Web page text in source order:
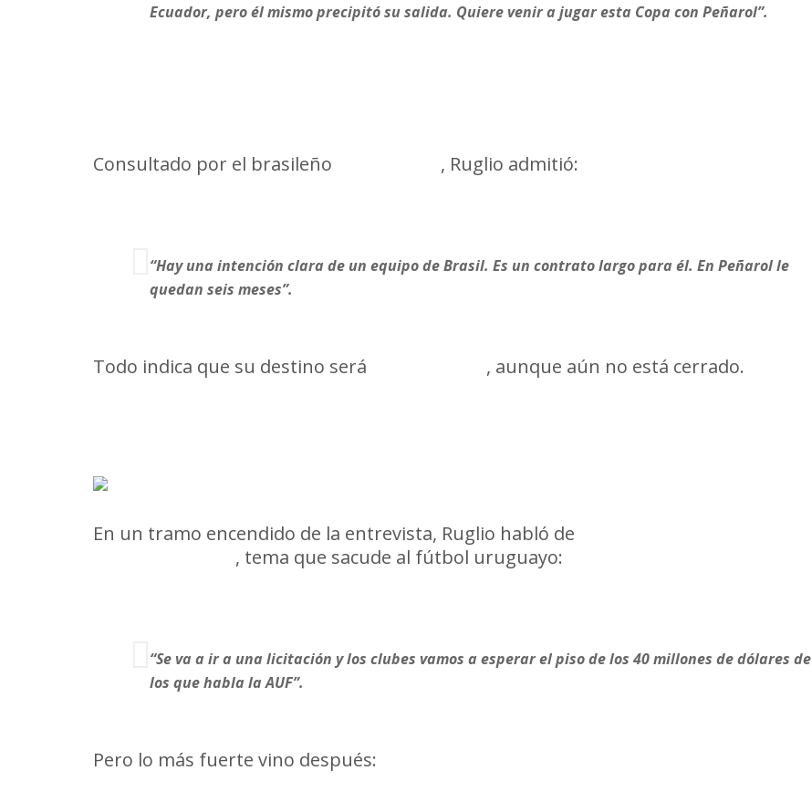
Ecuador, pero él mismo precipitó su salida. Quiere venir a jugar esta Copa con Peñarol”.
Consultado por el brasileño , Ruglio admitió:
“Hay una intención clara de un equipo de Brasil. Es un contrato largo para él. En Peñarol le
quedan seis meses”.
Todo indica que su destino será , aunque aún no está cerrado.
En un tramo encendido de la entrevista, Ruglio habló de
, tema que sacude al fútbol uruguayo:
“Se va a ir a una licitación y los clubes vamos a esperar el piso de los 40 millones de dólares de
los que habla la AUF”.
Pero lo más fuerte vino después: